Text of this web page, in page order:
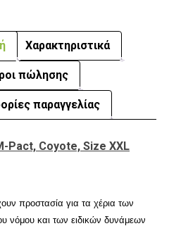
Χαρακτηριστικά
πώλησης
παραγγελίας
Pact, Coyote, Size XXL
προστασία για τα χέρια των
νόμου και των ειδικών δυνάμεων